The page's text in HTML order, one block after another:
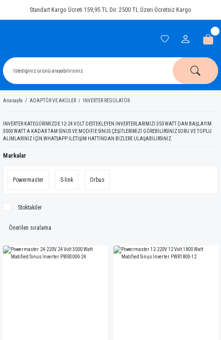
Standart Kargo Ücreti 159,95 TL Dir. 2500 TL Üzeri Ücretsiz Kargo
Anasayfa ADAPTÖR VE AKÜLER İNVERTER REGÜLATÖR
İNVERTER KATEGORİMİZDE 12-24 VOLT DESTEKLEYEN İNVERTERLARIMIZI 350 WATT DAN BAŞLAYIM
3000 WATT A KADAR TAM SİNUS VE MODİFİE SİNUS ÇEŞİTLERİMİZİ GÖREBİLİRSİNİZ SORU VE TOPLU
ALIMLARINIZ İÇİN WHATSAPP İLETİŞİM HATTINDAN BİZLERE ULAŞABİLİRSİNİZ.
Markalar
Powermaster S-link Orbus
Stoktakiler